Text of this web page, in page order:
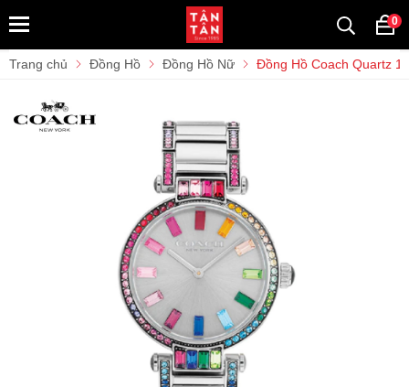
0
Trang chủ Đồng Hồ Đồng Hồ Nữ Đồng Hồ Coach Quartz